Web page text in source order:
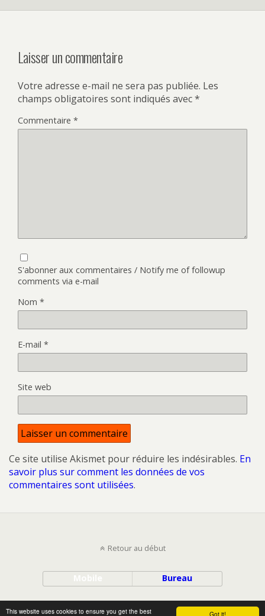
Got it!
This website uses cookies to ensure you get the best
Laisser un commentaire
Votre adresse e-mail ne sera pas publiée. Les
champs obligatoires sont indiqués avec*
Commentaire *
S'abonner aux commentaires / Notify me of followup
comments via e-mail
Nom *
E-mail *
Site web
Ce site utilise Akismet pour réduire les indésirables. En
savoir plus sur comment les données de vos
commentaires sont utilisées.
Retour au début
Bureau
All content Copyright DNArchi